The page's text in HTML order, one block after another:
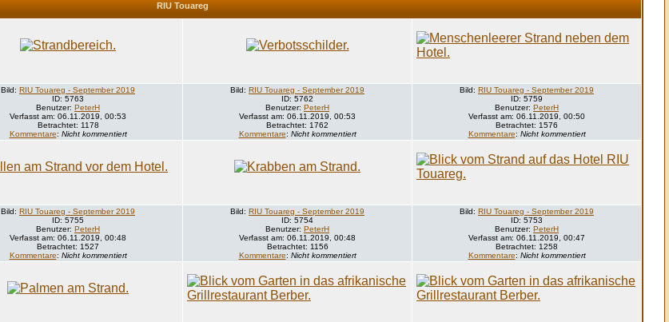
RIU Touareg
Bild: RIU Touareg - September 2019
ID: 5763
Benutzer: PeterH
Verfasst am: 06.11.2019, 00:53
Betrachtet: 1178
Kommentare: Nicht kommentiert
Bild: RIU Touareg - September 2019
ID: 5762
Benutzer: PeterH
Verfasst am: 06.11.2019, 00:53
Betrachtet: 1762
Kommentare: Nicht kommentiert
Bild: RIU Touareg - September 2019
ID: 5759
Benutzer: PeterH
Verfasst am: 06.11.2019, 00:50
Betrachtet: 1576
Kommentare: Nicht kommentiert
Bild: RIU Touareg - September 2019
ID: 5755
Benutzer: PeterH
Verfasst am: 06.11.2019, 00:48
Betrachtet: 1527
Kommentare: Nicht kommentiert
Bild: RIU Touareg - September 2019
ID: 5754
Benutzer: PeterH
Verfasst am: 06.11.2019, 00:48
Betrachtet: 1156
Kommentare: Nicht kommentiert
Bild: RIU Touareg - September 2019
ID: 5753
Benutzer: PeterH
Verfasst am: 06.11.2019, 00:47
Betrachtet: 1258
Kommentare: Nicht kommentiert